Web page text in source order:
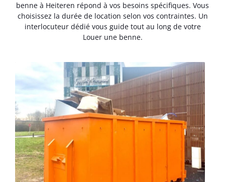
benne à Heiteren répond à vos besoins spécifiques. Vous
choisissez la durée de location selon vos contraintes. Un
interlocuteur dédié vous guide tout au long de votre
Louer une benne.